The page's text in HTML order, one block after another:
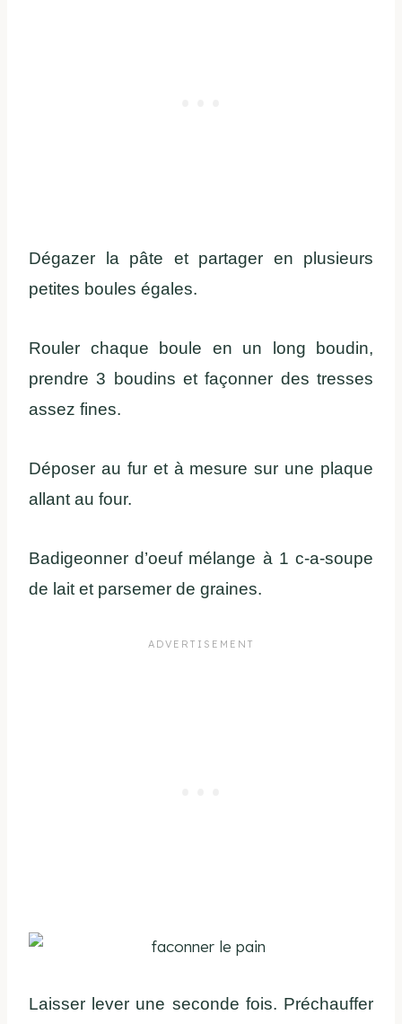
Dégazer la pâte et partager en plusieurs
petites boules égales.
Rouler chaque boule en un long boudin,
prendre 3 boudins et façonner des tresses
assez fines.
Déposer au fur et à mesure sur une plaque
allant au four.
Badigeonner d’oeuf mélange à 1 c-a-soupe
de lait et parsemer de graines.
Laisser lever une seconde fois. Préchauffer